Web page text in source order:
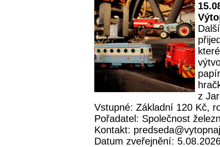
z
Vstupné: Základní 120 Kč,
Pořadatel: Společnost
Kontakt:
Datum zveřejnění: